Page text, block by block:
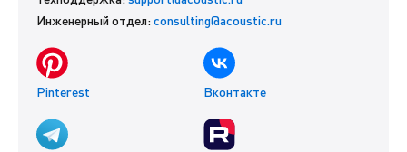
Инженерный отдел:consulting@acoustic.ru
Pinterest Вконтакте